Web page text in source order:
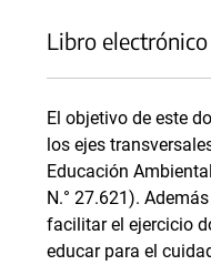
Libro electrónico
El objetivo de este
los ejes
Educación
N.° 27.621).
facilitar el ejercicio
educar para el